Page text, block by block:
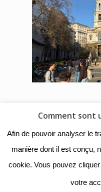
© 2018 -
Navarre |
Comment sont
Afin de pouvoir analyser le
manière dont il est conçu,
cookie. Vous pouvez
votre